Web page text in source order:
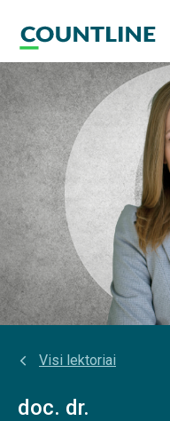
Visi lektoriai
doc. dr.